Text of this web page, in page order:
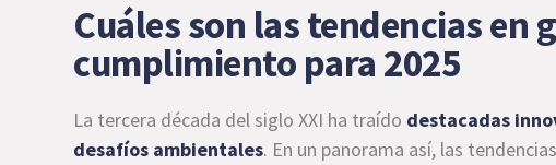
Cuáles son las tendencias en
cumplimiento para 2025
La tercera década del siglo XXI ha traído destacadas
desafíos ambientales. En un panorama así, las